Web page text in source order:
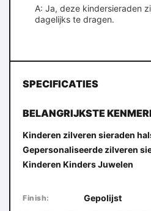
A: Ja, deze kindersieraden
dagelijks te dragen.
SPECIFICATIES
BELANGRIJKSTE
Kinderen zilveren sieraden
Gepersonaliseerde zilveren
Kinderen Kinders Juwelen
Finish: Gepolijst